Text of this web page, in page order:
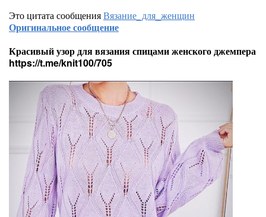
Это цитата сообщенияВязание_для_женщин
Оригинальное сообщение
Красивый узор для вязания спицами женского джемпера
https://t.me/knit100/705